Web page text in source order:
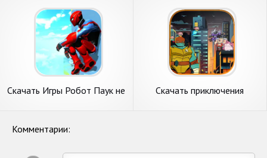
Андроид
Скачать Игры Робот Паук не
Скачать приключения
Комментарии: